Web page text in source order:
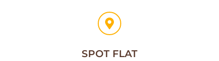
SPOT FLAT